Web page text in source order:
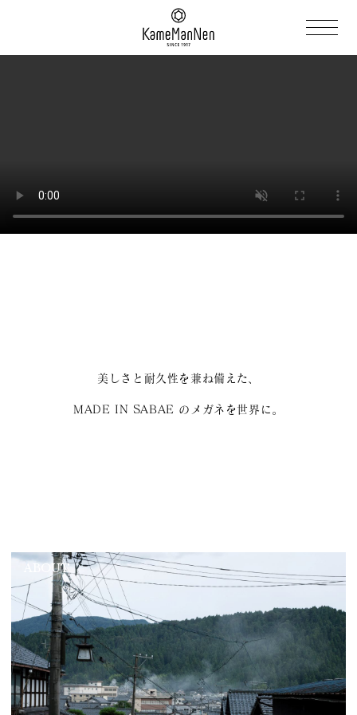
美しさと耐久性を兼ね備えた、
MADE IN SABAE のメガネを世界に。
ABOUT